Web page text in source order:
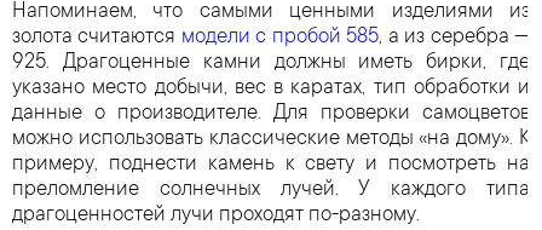
Напоминаем, что самыми ценными изделиями из
золота считаются модели с пробой 585, а из серебра —
925. Драгоценные камни должны иметь бирки, где
указано место добычи, вес в каратах, тип обработки и
данные о производителе. Для проверки самоцветов
можно использовать классические методы «на дому». К
примеру, поднести камень к свету и посмотреть на
преломление солнечных лучей. У каждого типа
драгоценностей лучи проходят по-разному.